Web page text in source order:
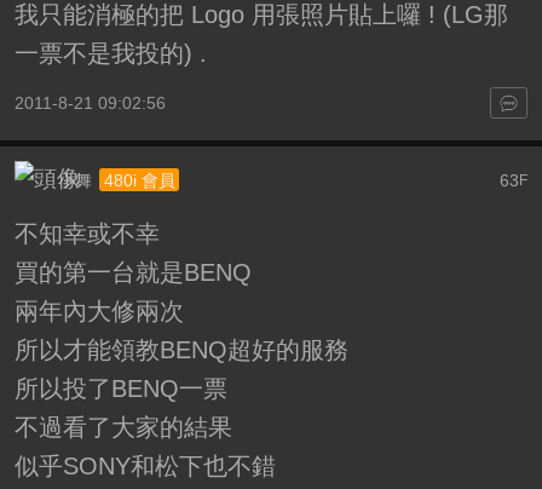
我只能消極的把 Logo 用張照片貼上囉 ! (LG那
一票不是我投的) .
2011-8-21 09:02:56
63F
小舞 480i 會員
不知幸或不幸
買的第一台就是BENQ
兩年內大修兩次
所以才能領教BENQ超好的服務
所以投了BENQ一票
不過看了大家的結果
似乎SONY和松下也不錯